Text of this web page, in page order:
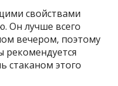
свойствами
Он лучше всего
вечером, поэтому
рекомендуется
стаканом этого